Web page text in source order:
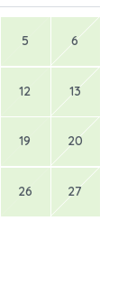
5 6
12 13
19 20
26 27